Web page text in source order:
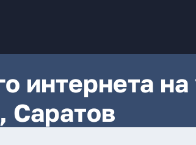
интернета на
Саратов